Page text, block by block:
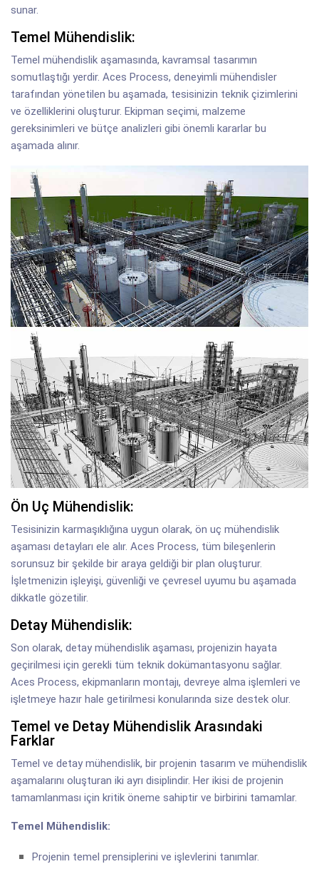
sunar.
Temel Mühendislik:
Temel mühendislik aşamasında, kavramsal tasarımın
somutlaştığı yerdir. Aces Process, deneyimli mühendisler
tarafından yönetilen bu aşamada, tesisinizin teknik çizimlerini
ve özelliklerini oluşturur. Ekipman seçimi, malzeme
gereksinimleri ve bütçe analizleri gibi önemli kararlar bu
aşamada alınır.
Ön Uç Mühendislik:
Tesisinizin karmaşıklığına uygun olarak, ön uç mühendislik
aşaması detayları ele alır. Aces Process, tüm bileşenlerin
sorunsuz bir şekilde bir araya geldiği bir plan oluşturur.
İşletmenizin işleyişi, güvenliği ve çevresel uyumu bu aşamada
dikkatle gözetilir.
Detay Mühendislik:
Son olarak, detay mühendislik aşaması, projenizin hayata
geçirilmesi için gerekli tüm teknik dokümantasyonu sağlar.
Aces Process, ekipmanların montajı, devreye alma işlemleri ve
işletmeye hazır hale getirilmesi konularında size destek olur.
Temel ve Detay Mühendislik Arasındaki
Farklar
Temel ve detay mühendislik, bir projenin tasarım ve mühendislik
aşamalarını oluşturan iki ayrı disiplindir. Her ikisi de projenin
tamamlanması için kritik öneme sahiptir ve birbirini tamamlar.
Temel Mühendislik:
Projenin temel prensiplerini ve işlevlerini tanımlar.